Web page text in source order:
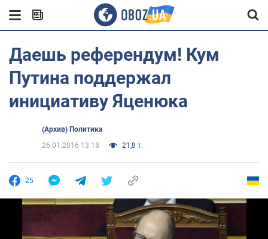
Даешь референдум! Кум
Путина поддержал
инициативу Яценюка
(Архив) Политика
26.01.2016 13:18
21,8 т.
25